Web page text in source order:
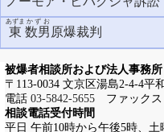
被爆者相談所および法人事務所
〒113-0034 文京区湯島2-4-4平
電話 03-5842-5655ファックス
相談電話受付時間
平日 午前10時から午後5時、
東
あずま
数男
かずお
原爆裁判